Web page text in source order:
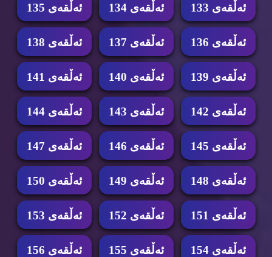
ئه‌ڵقه‌ی 133 ئه‌ڵقه‌ی 134 ئه‌ڵقه‌ی 135
ئه‌ڵقه‌ی 136 ئه‌ڵقه‌ی 137 ئه‌ڵقه‌ی 138
ئه‌ڵقه‌ی 139 ئه‌ڵقه‌ی 140 ئه‌ڵقه‌ی 141
ئه‌ڵقه‌ی 142 ئه‌ڵقه‌ی 143 ئه‌ڵقه‌ی 144
ئه‌ڵقه‌ی 145 ئه‌ڵقه‌ی 146 ئه‌ڵقه‌ی 147
ئه‌ڵقه‌ی 148 ئه‌ڵقه‌ی 149 ئه‌ڵقه‌ی 150
ئه‌ڵقه‌ی 151 ئه‌ڵقه‌ی 152 ئه‌ڵقه‌ی 153
ئه‌ڵقه‌ی 154 ئه‌ڵقه‌ی 155 ئه‌ڵقه‌ی 156